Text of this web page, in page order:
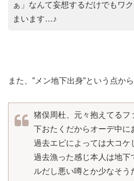
ぁ」なんて妄想するだけでもワ
まいます…♪
また、”メン地下出身”という点か
猪俣周杜、元々抱えてるフ
下おたくだからオーデ中に
過去エピによっては大コケ
過去漁った感じ本人は地下
ルだし悪い噂とか少なそう